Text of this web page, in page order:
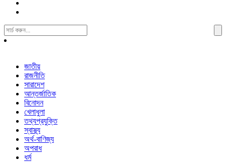
Search
For:
জাতীয়
রাজনীতি
সারাদেশ
আন্তর্জাতিক
বিনোদন
খেলাধুলা
তথ্যপ্রযুক্তি
স্বাস্থ্য
অর্থ-বাণিজ্য
অপরাধ
ধর্ম